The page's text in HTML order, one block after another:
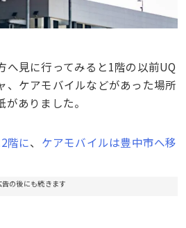
へ見に行ってみると1階の以前UQ
、ケアモバイルなどがあった場所
ありました。
階に、 ケアモバイルは豊中市へ移
告の後にも続きます